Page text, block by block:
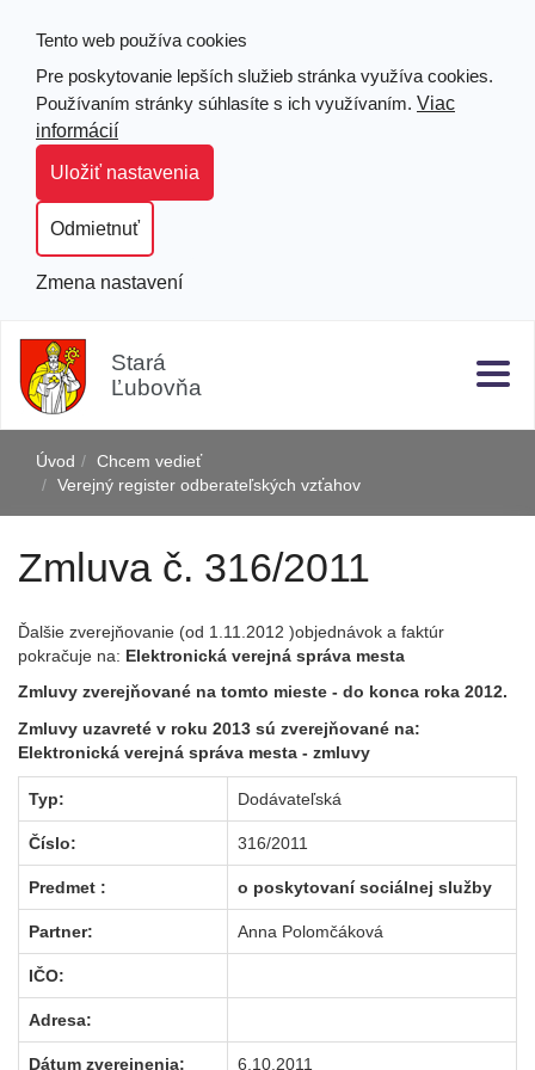
Tento web používa cookies
Pre poskytovanie lepších služieb stránka využíva cookies.
Používaním stránky súhlasíte s ich využívaním. Viac
informácií
Uložiť nastavenia
Odmietnuť
Zmena nastavení
obsahu
Stará
Ľubovňa
Úvod
Chcem vedieť
Verejný register odberateľských vzťahov
Zmluva č. 316/2011
Ďalšie zverejňovanie (od 1.11.2012 )objednávok a faktúr
pokračuje na: Elektronická verejná správa mesta
Zmluvy zverejňované na tomto mieste - do konca roka 2012.
Zmluvy uzavreté v roku 2013 sú zverejňované na:
Elektronická verejná správa mesta - zmluvy
Typ: Dodávateľská
Číslo: 316/2011
Predmet : o poskytovaní sociálnej služby
Partner: Anna Polomčáková
IČO:
Adresa:
Dátum zverejnenia: 6.10.2011